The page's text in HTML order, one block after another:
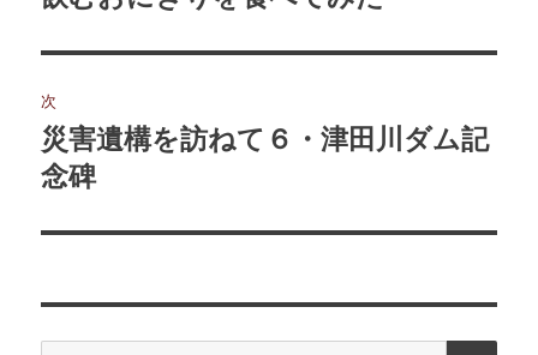
ビ
ゲ
ー
シ
ン
投
稿:
次
次
の
稿:
災害遺構を訪ねて６・津田川ダム記
念碑
検